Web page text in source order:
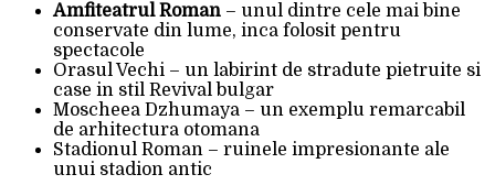
Amfiteatrul Roman – unul dintre cele mai bine
conservate din lume, inca folosit pentru
spectacole
Orasul Vechi – un labirint de stradute pietruite si
case in stil Revival bulgar
Moscheea Dzhumaya – un exemplu remarcabil
de arhitectura otomana
Stadionul Roman – ruinele impresionante ale
unui stadion antic